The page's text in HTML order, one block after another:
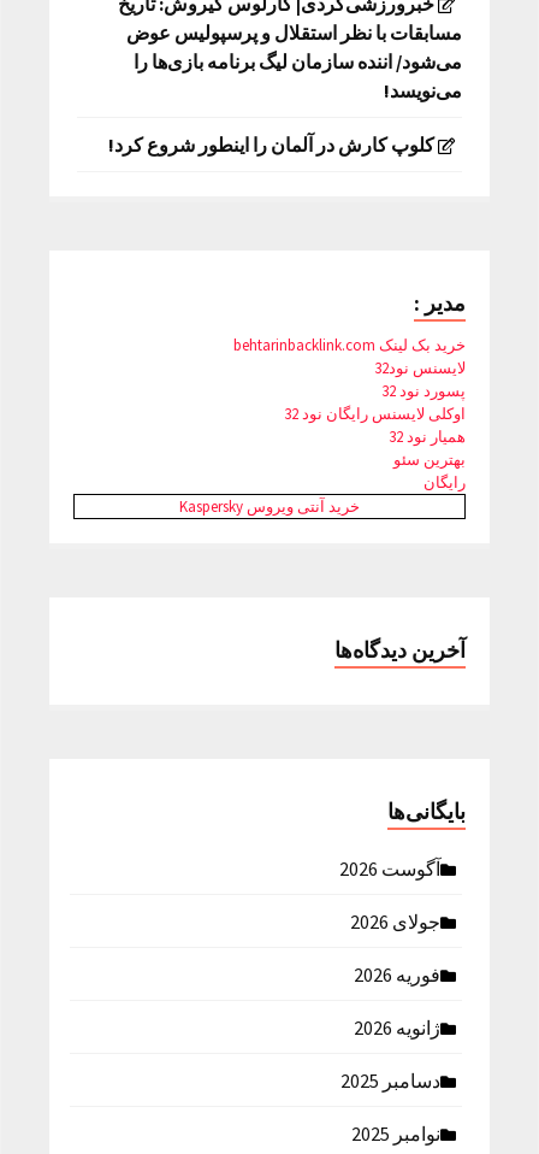
مسابقات با نظر استقلال و پرسپولیس عوض
می‌شود/ اننده سازمان لیگ برنامه بازی‌ها را
می‌نویسد!
کلوپ کارش در آلمان را اینطور شروع کرد!
مدیر :
خرید بک لینک behtarinbacklink.com
لایسنس نود32
پسورد نود 32
اوکلی لایسنس رایگان نود 32
همیار نود 32
بهترین سئو
رایگان
خرید آنتی ویروس Kaspersky
آخرین دیدگاه‌ها
بایگانی‌ها
آگوست 2026
جولای 2026
فوریه 2026
ژانویه 2026
دسامبر 2025
نوامبر 2025